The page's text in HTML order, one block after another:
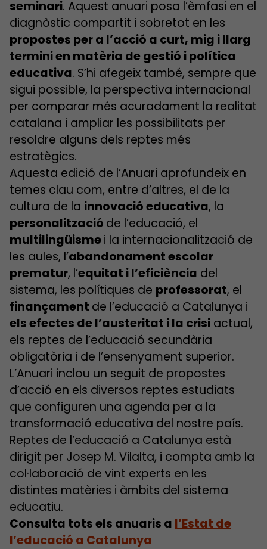
seminari. Aquest anuari posa l’èmfasi en el
diagnòstic compartit i sobretot en les
propostes per a l’acció a curt, mig i llarg
termini en matèria de gestió i política
educativa. S’hi afegeix també, sempre que
sigui possible, la perspectiva internacional
per comparar més acuradament la realitat
catalana i ampliar les possibilitats per
resoldre alguns dels reptes més
estratègics.
Aquesta edició de l’Anuari aprofundeix en
temes clau com, entre d’altres, el de la
cultura de la innovació educativa, la
personalització de l’educació, el
multilingüismei la internacionalització de
les aules, l’abandonament escolar
prematur, l’equitat i l’eficiència del
sistema, les polítiques de professorat, el
finançament de l’educació a Catalunya i
els efectes de l’austeritat i la crisi actual,
els reptes de l’educació secundària
obligatòria i de l’ensenyament superior.
L’Anuari inclou un seguit de propostes
d’acció en els diversos reptes estudiats
que configuren una agenda per a la
transformació educativa del nostre país.
Reptes de l’educació a Catalunya està
dirigit per Josep M. Vilalta, i compta amb la
col·laboració de vint experts en les
distintes matèries i àmbits del sistema
educatiu.
Consulta tots els anuaris a l’Estat de
l’educació a Catalunya